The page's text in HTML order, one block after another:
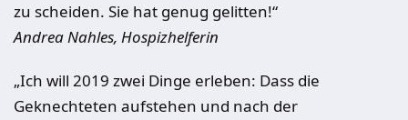
zu scheiden. Sie hat genug gelitten!“
Andrea Nahles, Hospizhelferin
„Ich will 2019 zwei Dinge erleben: Dass die
Geknechteten aufstehen und nach der